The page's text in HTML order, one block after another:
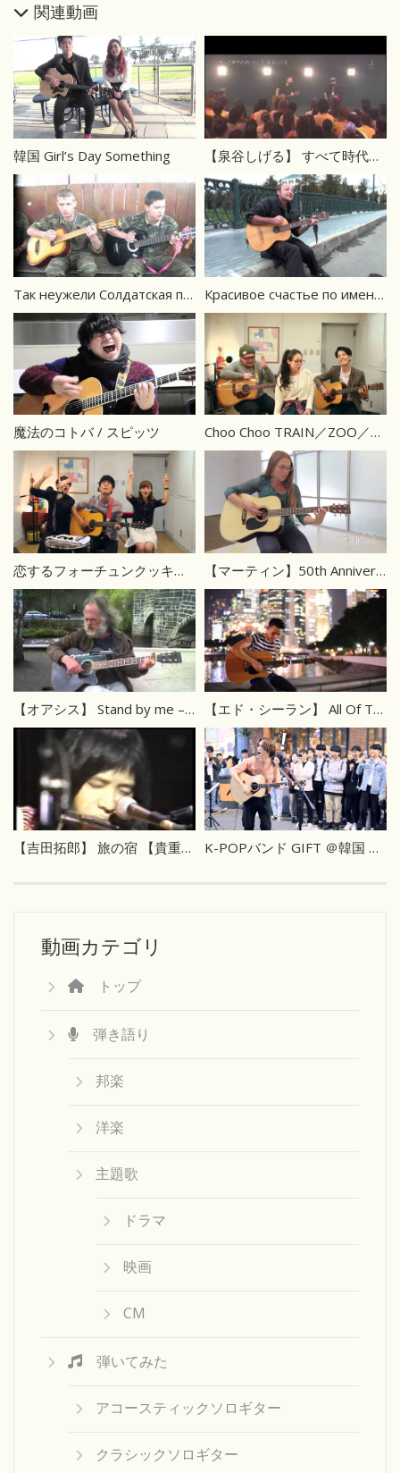
関連動画
韓国 Girl’s Day Something 【泉谷しげる】 すべて時代のせいにして
Так неужели Солдатская песня под гитару Красивое счастье по имени Настя
魔法のコトバ / スピッツ Choo Choo TRAIN／ZOO／EXILE（Cover）
恋するフォーチュンクッキー／AKB48（Cover） 【マーティン】50th Anniversay C.F. Martin D-35
【オアシス】 Stand by me – Oasis 【エド・シーラン】 All Of The Stars – Ed Sheeran
【吉田拓郎】 旅の宿 【貴重映像】 K-POPバンド GIFT ＠韓国 ソウル路上ライブ
動画カテゴリ
トップ
弾き語り
邦楽
洋楽
主題歌
ドラマ
映画
CM
弾いてみた
アコースティックソロギター
クラシックソロギター